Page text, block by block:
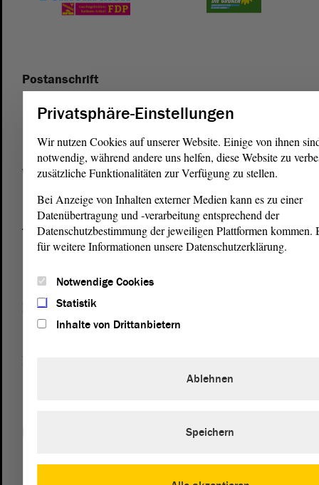
Postanschrift
Domplatz 6–9
Wegbeschreibung
Auf Google Maps
Telefon und Fax
Zentrale:
0391 / 560 - 0
Presse- und Öffentlichkeitsarbeit
0391 / 560 - 0
Privatsphäre-Einstellungen
Wir nutzen Cookies auf unserer Website. Einige von ihnen
notwendig, während andere uns helfen, diese Website zu
zusätzliche Funktionalitäten zur Verfügung zu stellen.
Bei Anzeige von Inhalten externer Medien kann es zu einer
Datenübertragung und -verarbeitung entsprechend der
Datenschutzbestimmung der jeweiligen Plattformen kommen.
für weitere Informationen unsere Datenschutzerklärung.
Notwendige Cookies
Statistik
Inhalte von Drittanbietern
Ablehnen
Speichern